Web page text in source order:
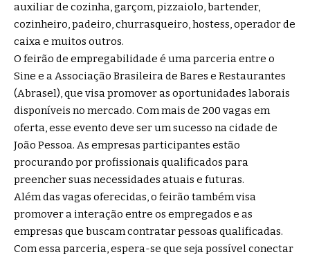
auxiliar de cozinha, garçom, pizzaiolo, bartender,
cozinheiro, padeiro, churrasqueiro, hostess, operador de
caixa e muitos outros.
O feirão de empregabilidade é uma parceria entre o
Sine e a Associação Brasileira de Bares e Restaurantes
(Abrasel), que visa promover as oportunidades laborais
disponíveis no mercado. Com mais de 200 vagas em
oferta, esse evento deve ser um sucesso na cidade de
João Pessoa. As empresas participantes estão
procurando por profissionais qualificados para
preencher suas necessidades atuais e futuras.
Além das vagas oferecidas, o feirão também visa
promover a interação entre os empregados e as
empresas que buscam contratar pessoas qualificadas.
Com essa parceria, espera-se que seja possível conectar